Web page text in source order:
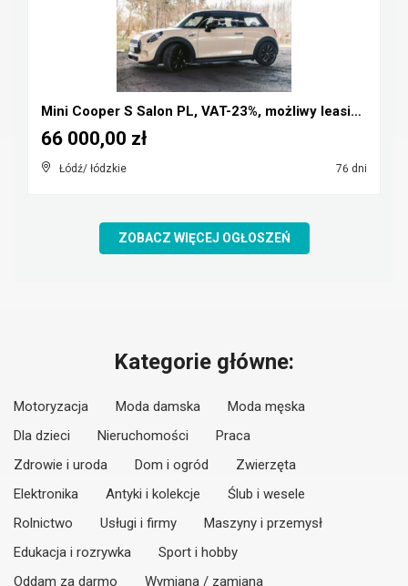
Mini Cooper S Salon PL, VAT-23%, możliwy leasing, ...
Łódź/ łódzkie 76 dni
66 000,00 zł
ZOBACZ WIĘCEJ OGŁOSZEŃ
Kategorie główne:
Motoryzacja Moda damska
Moda męska
Dla dzieci
Nieruchomości
Praca
Zdrowie i uroda
Dom i ogród
Zwierzęta
Elektronika
Antyki i kolekcje
Ślub i wesele
Rolnictwo
Usługi i firmy
Maszyny i przemysł
Edukacja i rozrywka
Sport i hobby
Oddam za darmo
Wymiana / zamiana